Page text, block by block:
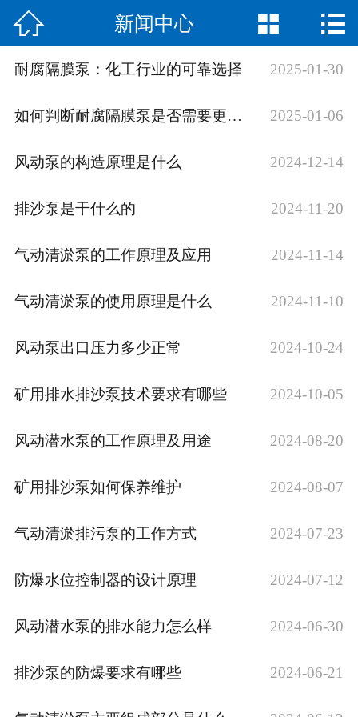
网站首页
公司简介
联系我们
 新闻中心  
耐腐隔膜泵：化工行业的可靠选择 2025-01-30
如何判断耐腐隔膜泵是否需要更换？ 2025-01-06
风动泵的构造原理是什么 2024-12-14
排沙泵是干什么的 2024-11-20
气动清淤泵的工作原理及应用 2024-11-14
气动清淤泵的使用原理是什么 2024-11-10
风动泵出口压力多少正常 2024-10-24
矿用排水排沙泵技术要求有哪些 2024-10-05
风动潜水泵的工作原理及用途 2024-08-20
矿用排沙泵如何保养维护 2024-08-07
气动清淤排污泵的工作方式 2024-07-23
防爆水位控制器的设计原理 2024-07-12
风动潜水泵的排水能力怎么样 2024-06-30
排沙泵的防爆要求有哪些 2024-06-21